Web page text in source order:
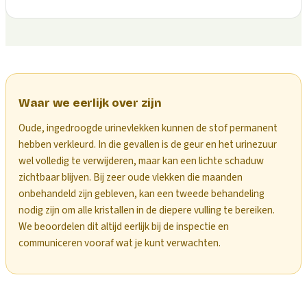
Waar we eerlijk over zijn
Oude, ingedroogde urinevlekken kunnen de stof permanent
hebben verkleurd. In die gevallen is de geur en het urinezuur
wel volledig te verwijderen, maar kan een lichte schaduw
zichtbaar blijven. Bij zeer oude vlekken die maanden
onbehandeld zijn gebleven, kan een tweede behandeling
nodig zijn om alle kristallen in de diepere vulling te bereiken.
We beoordelen dit altijd eerlijk bij de inspectie en
communiceren vooraf wat je kunt verwachten.